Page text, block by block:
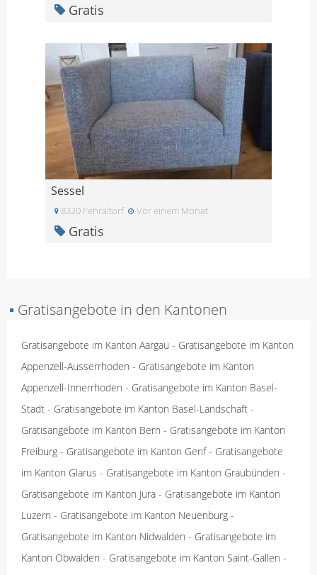
Gratis
Sessel
8320 Fehraltorf Vor einem Monat
Gratis
▪ Gratisangebote in den Kantonen
Gratisangebote im Kanton Aargau - Gratisangebote im Kanton
Appenzell-Ausserrhoden - Gratisangebote im Kanton
Appenzell-Innerrhoden - Gratisangebote im Kanton Basel-
Stadt - Gratisangebote im Kanton Basel-Landschaft -
Gratisangebote im Kanton Bern - Gratisangebote im Kanton
Freiburg - Gratisangebote im Kanton Genf- Gratisangebote
im Kanton Glarus - Gratisangebote im Kanton Graubünden -
Gratisangebote im Kanton Jura - Gratisangebote im Kanton
Luzern - Gratisangebote im Kanton Neuenburg -
Gratisangebote im Kanton Nidwalden - Gratisangebote im
Kanton Obwalden - Gratisangebote im Kanton Saint-Gallen -